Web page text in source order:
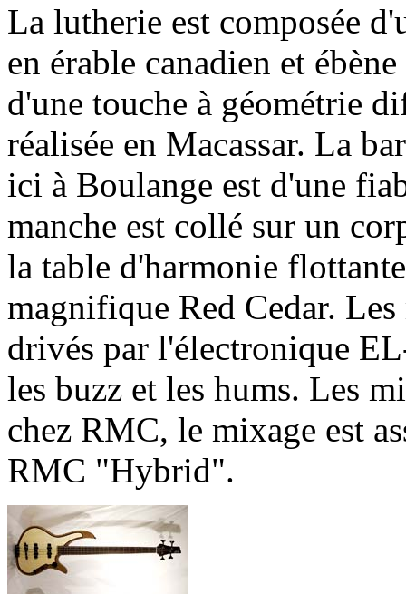
La lutherie est composée
en érable canadien et
d'une touche à géométrie
réalisée en Macassar. La
ici à Boulange est d'une
manche est collé sur un
la table d'harmonie
magnifique Red Cedar.
drivés par l'électronique
les buzz et les hums. Les
chez RMC, le mixage est
RMC "Hybrid".